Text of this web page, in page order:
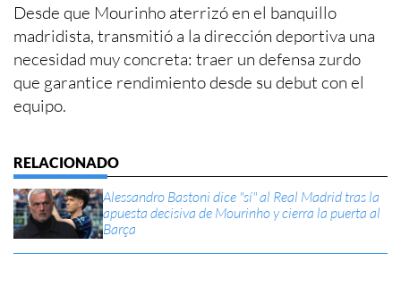
Desde que Mourinho aterrizó en el banquillo
madridista, transmitió a la dirección deportiva una
necesidad muy concreta: traer un defensa zurdo
que garantice rendimiento desde su debut con el
equipo.
Alessandro Bastoni dice "sí" al Real Madrid tras la
apuesta decisiva de Mourinho y cierra la puerta al
Barça